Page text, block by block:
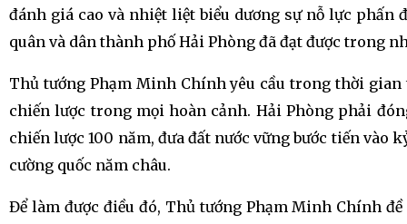
đánh giá cao và nhiệt liệt biểu dương sự nỗ lực phấn
quân và dân thành phố Hải Phòng đã đạt được trong
Thủ tướng Phạm Minh Chính yêu cầu trong thời
chiến lược trong mọi hoàn cảnh. Hải Phòng phải
chiến lược 100 năm, đưa đất nước vững bước tiến
cường quốc năm châu.
Để làm được điều đó, Thủ tướng Phạm Minh Chính